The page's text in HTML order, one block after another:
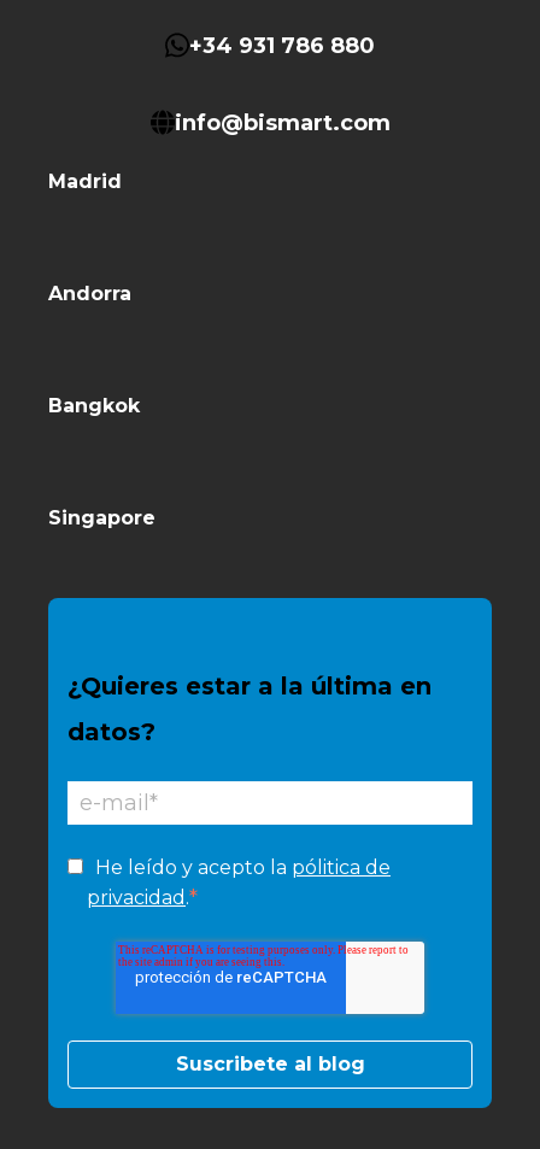
+34 931 786 880
info@bismart.com
Madrid
Andorra
Bangkok
Singapore
¿Quieres estar a la última en
datos?
He leído y acepto la pólitica de
privacidad .*